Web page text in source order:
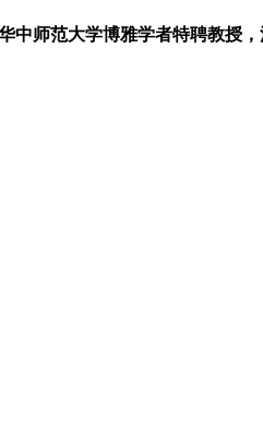
师范大学博雅学者特聘教授